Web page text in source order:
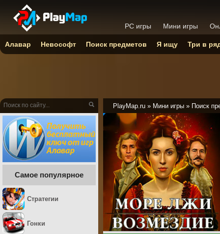
PlayMap.ru » Мини игры » Поиск
Самое популярное
Стратегии
Гонки
PC игры Мини игры
Алавар Невософт Поиск предметов Я ищу Три в